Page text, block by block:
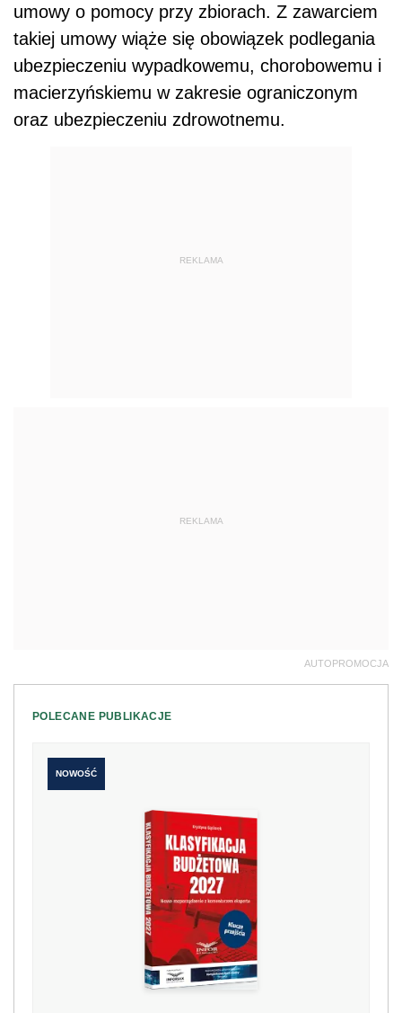
umowy o pomocy przy zbiorach. Z zawarciem
takiej umowy wiąże się obowiązek podlegania
ubezpieczeniu wypadkowemu, chorobowemu i
macierzyńskiemu w zakresie ograniczonym
oraz ubezpieczeniu zdrowotnemu.
REKLAMA
REKLAMA
AUTOPROMOCJA
POLECANE PUBLIKACJE
NOWOŚĆ